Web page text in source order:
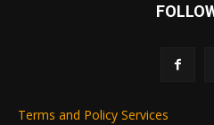
Terms and Policy Services